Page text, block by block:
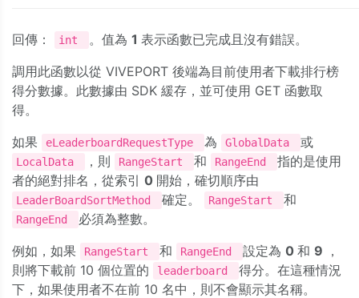
回傳： int 。值為 1 表示函數已完成且沒有錯誤。
調用此函數以從 VIVEPORT 後端為目前使用者下載排行榜
得分數據。此數據由 SDK 緩存，並可使用 GET 函數取
得。
如果
eLeaderboardRequestType 為 GlobalData 或
LocalData ，則 RangeStart 和 RangeEnd
指的是使用
者的絕對排名，從索引 0 開始，確切順序由
LeaderBoardSortMethod 確定。 RangeStart 和
RangeEnd
必須為整數。
例如，如果
RangeStart 和 RangeEnd 設定為 0 和 9 ，
則將下載前 10 個位置的
leaderboard
得分。在這種情況
下，如果使用者不在前 10 名中，則不會顯示其名稱。